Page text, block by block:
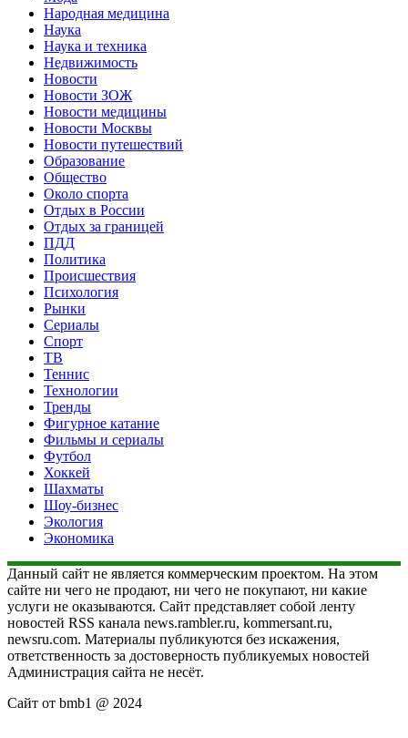
Народная медицина
Наука
Наука и техника
Недвижимость
Новости
Новости ЗОЖ
Новости медицины
Новости Москвы
Новости путешествий
Образование
Общество
Около спорта
Отдых в России
Отдых за границей
ПДД
Политика
Происшествия
Психология
Рынки
Сериалы
Спорт
ТВ
Теннис
Технологии
Тренды
Фигурное катание
Фильмы и сериалы
Футбол
Хоккей
Шахматы
Шоу-бизнес
Экология
Экономика
Данный сайт не является коммерческим проектом. На этом
сайте ни чего не продают, ни чего не покупают, ни какие
услуги не оказываются. Сайт представляет собой ленту
новостей RSS канала news.rambler.ru, kommersant.ru,
newsru.com. Материалы публикуются без искажения,
ответственность за достоверность публикуемых новостей
Администрация сайта не несёт.
Сайт от bmb1 @ 2024